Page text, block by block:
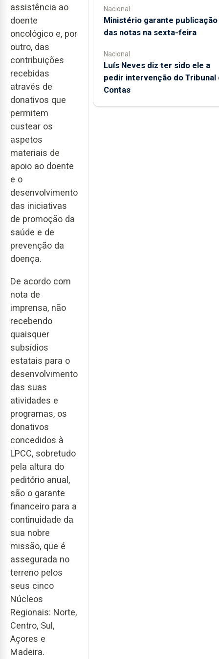
assistência ao
doente
oncológico e, por
outro, das
contribuições
recebidas
através de
donativos que
permitem
custear os
aspetos
materiais de
apoio ao doente
e o
desenvolvimento
das iniciativas
de promoção da
saúde e de
prevenção da
doença.
De acordo com
nota de
imprensa, não
recebendo
quaisquer
subsídios
estatais para o
desenvolvimento
das suas
atividades e
programas, os
donativos
concedidos à
LPCC, sobretudo
pela altura do
peditório anual,
são o garante
financeiro para a
continuidade da
sua nobre
missão, que é
assegurada no
terreno pelos
seus cinco
Núcleos
Regionais: Norte,
Centro, Sul,
Açores e
Madeira.
Nacional
Ministério garante publicação
das notas na sexta-feira
Nacional
Luís Neves diz ter sido ele a
pedir intervenção do Tribunal
Contas